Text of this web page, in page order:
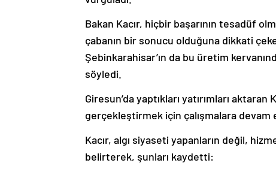
Bakan Kacır, hiçbir başarının tesadüf
çabanın bir sonucu olduğuna dikkati
Şebinkarahisar’ın da bu üretim
söyledi.
Giresun’da yaptıkları yatırımları
gerçekleştirmek için çalışmalara
Kacır, algı siyaseti yapanların değil,
belirterek, şunları kaydetti: